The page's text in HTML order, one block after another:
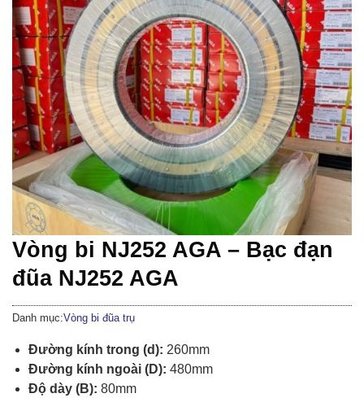
Vòng bi NJ252 AGA – Bạc đạn
đũa NJ252 AGA
Danh mục:Vòng bi đũa trụ
Đường kính trong (d): 260mm
Đường kính ngoài (D): 480mm
Độ dày (B): 80mm